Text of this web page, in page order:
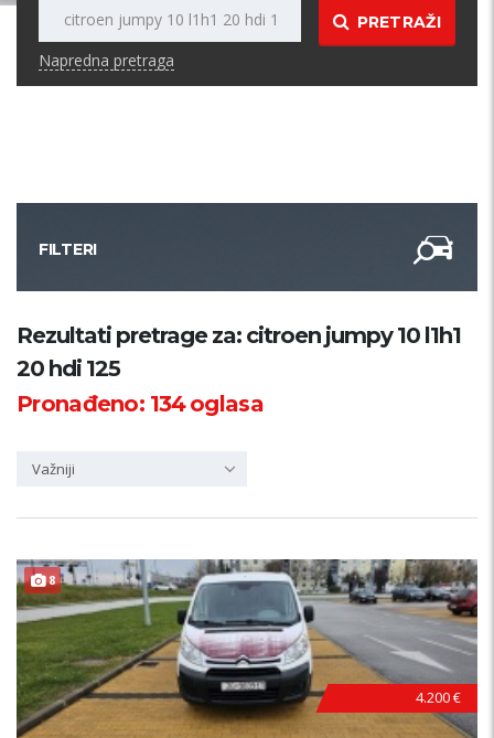
PRETRAŽI
Napredna pretraga
FILTERI
Kategorija
Županija
Rezultati pretrage za: citroen jumpy 10 l1h1
20 hdi 125
Pronađeno: 134oglasa
Važniji
8
4.200 €